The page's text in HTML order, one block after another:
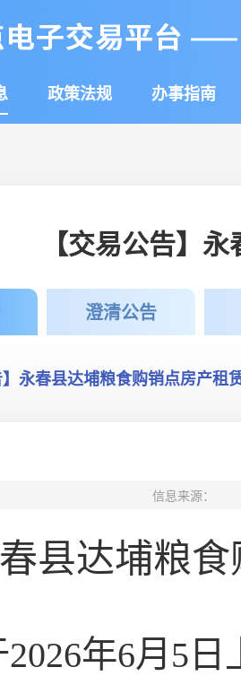
政策法规 办事指南
【交易公告】
澄清公告
】永春县达埔粮食购销点房产租
信息来源：
县达埔粮
2026年6月 5 日